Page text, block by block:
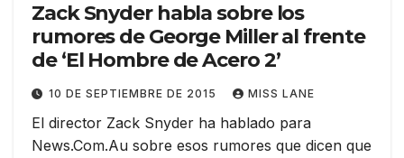
Zack Snyder habla sobre los
rumores de George Miller al frente
de ‘El Hombre de Acero 2’
10 DE SEPTIEMBRE DE 2015 MISS LANE
El director Zack Snyder ha hablado para
News.Com.Au sobre esos rumores que dicen que